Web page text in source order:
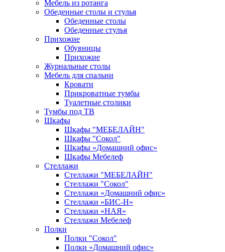
Мебель из ротанга
Обеденные столы и стулья
Обеденные столы
Обеденные стулья
Прихожие
Обувницы
Прихожие
Журнальные столы
Мебель для спальни
Кровати
Прикроватные тумбы
Туалетные столики
Тумбы под ТВ
Шкафы
Шкафы "МЕБЕЛАЙН"
Шкафы "Сокол"
Шкафы «Домашний офис»
Шкафы Мебелеф
Стеллажи
Стеллажи "МЕБЕЛАЙН"
Стеллажи "Сокол"
Стеллажи «Домашний офис»
Стеллажи «БИС-Н»
Стеллажи «НАЯ»
Стеллажи Мебелеф
Полки
Полки "Сокол"
Полки «Домашний офис»